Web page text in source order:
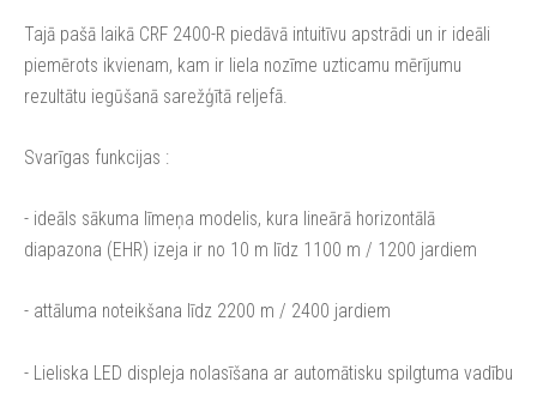
Tajā pašā laikā CRF 2400-R piedāvā intuitīvu apstrādi un ir ideāli
piemērots ikvienam, kam ir liela nozīme uzticamu mērījumu
rezultātu iegūšanā sarežģītā reljefā.
Svarīgas funkcijas :
- ideāls sākuma līmeņa modelis, kura lineārā horizontālā
diapazona (EHR) izeja ir no 10 m līdz 1100 m / 1200 jardiem
- attāluma noteikšana līdz 2200 m / 2400 jardiem
- Lieliska LED displeja nolasīšana ar automātisku spilgtuma vadību